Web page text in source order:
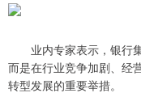
业内专家表示，银行集
而是在行业竞争加剧、经
转型发展的重要举措。